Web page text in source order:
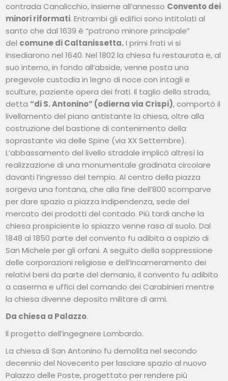
contrada Canalicchio, insieme all’annesso Convento dei
minori riformati. Entrambi gli edifici sono intitolati al
santo che dal 1639 è “patrono minore principale”
del comune di Caltanissetta.I primi frati vi si
insediarono nel 1640. Nel 1802 la chiesa fu restaurata e, al
suo interno, in fondo all’abside, venne posta una
pregevole custodia in legno di noce con intagli e
sculture, paziente opera dei frati. Il taglio della strada,
detta“di S. Antonino” (odierna via Crispi), comportò il
livellamento del piano antistante la chiesa, oltre alla
costruzione del bastione di contenimento della
soprastante via delle Spine (via XX Settembre).
L’abbassamento del livello stradale implicò altresì la
realizzazione di una monumentale gradinata circolare
davanti l’ingresso del tempio. Al centro della piazza
sorgeva una fontana, che alla fine dell’800 scomparve
per dare spazio a piazza Indipendenza, sede del
mercato dei prodotti del contado. Più tardi anche la
chiesa prospiciente lo spiazzo venne rasa al suolo. Dal
1848 al 1850 parte del convento fu adibita a ospizio di
San Michele per gli orfani. A seguito della soppressione
delle corporazioni religiose e dell’incameramento dei
relativi beni da parte del demanio, il convento fu adibito
a caserma e uffici del comando dei Carabinieri mentre
la chiesa divenne deposito militare di armi.
Da chiesa a Palazzo.
Il progetto dell’ingegnere Lombardo.
La chiesa di San Antonino fu demolita nel secondo
decennio del Novecento per lasciare spazio al nuovo
Palazzo delle Poste, progettato per rendere più